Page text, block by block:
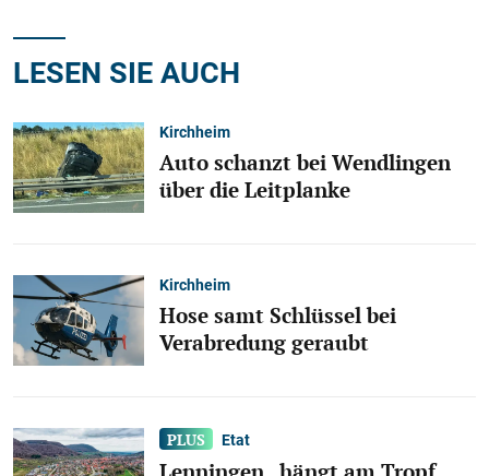
LESEN SIE AUCH
Kirchheim
Auto schanzt bei Wendlingen
über die Leitplanke
Kirchheim
Hose samt Schlüssel bei
Verabredung geraubt
Etat